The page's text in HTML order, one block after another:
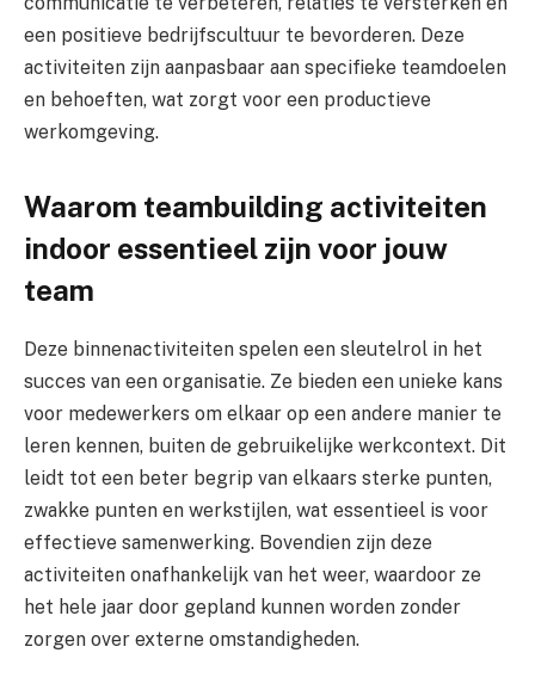
een positieve bedrijfscultuur te bevorderen. Deze
activiteiten zijn aanpasbaar aan specifieke teamdoelen
en behoeften, wat zorgt voor een productieve
werkomgeving.
Waarom teambuilding activiteiten
indoor essentieel zijn voor jouw
team
Deze binnenactiviteiten spelen een sleutelrol in het
succes van een organisatie. Ze bieden een unieke kans
voor medewerkers om elkaar op een andere manier te
leren kennen, buiten de gebruikelijke werkcontext. Dit
leidt tot een beter begrip van elkaars sterke punten,
zwakke punten en werkstijlen, wat essentieel is voor
effectieve samenwerking. Bovendien zijn deze
activiteiten onafhankelijk van het weer, waardoor ze
het hele jaar door gepland kunnen worden zonder
zorgen over externe omstandigheden.